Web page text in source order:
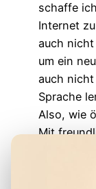
schaffe
Internet
auch
um ein
auch
Sprache
Also, wie
Mit